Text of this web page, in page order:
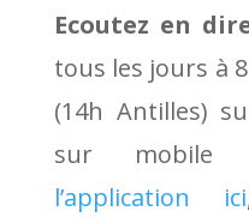
Ecoutez en
tous les jours à
(14h Antilles)
sur
l’application ici